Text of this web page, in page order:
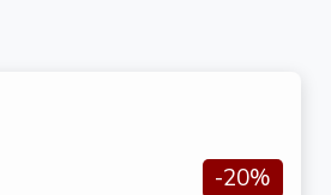
-20%